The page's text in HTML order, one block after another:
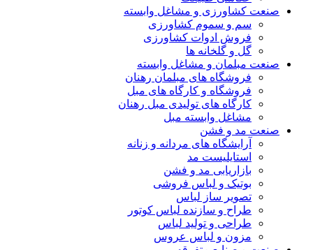
صنعت کشاورزی و مشاغل وابسته
سم و سموم کشاورزی
فروش ادوات کشاورزی
گل و گلخانه ها
صنعت مبلمان و مشاغل وابسته
فروشگاه های مبلمان رهنان
فروشگاه و کارگاه های مبل
کارگاه های تولیدی مبل رهنان
مشاغل وابسته مبل
صنعت مد و فشن
آرایشگاه های مردانه و زنانه
استایلیست مد
بازاریابی مد و فشن
بوتیک و لباس فروشی
تصویر ساز لباس
طراح و سازنده لباس کوتور
طراحی و تولید لباس
مزون و لباس عروس